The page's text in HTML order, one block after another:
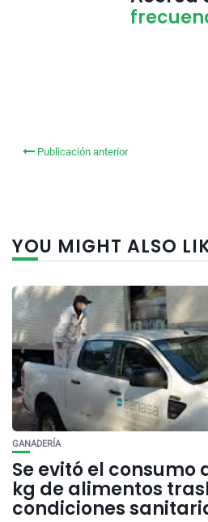
Publicación anterior
YOU MIGHT ALSO
GANADERÍA
Se evitó el consumo
kg de alimentos
condiciones